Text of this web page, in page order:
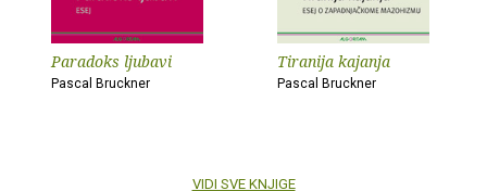
Paradoks ljubavi
Pascal Bruckner
Tiranija kajanja
Pascal Bruckner
VIDI SVE KNJIGE